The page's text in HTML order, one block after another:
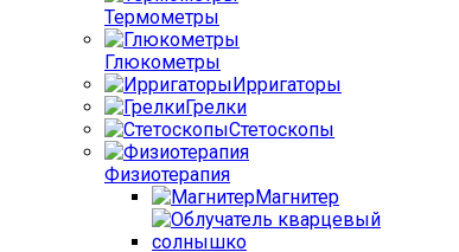
Термометры
Глюкометры
Ирригаторы
Грелки
Стетоскопы
Физиотерапия
Магнитер